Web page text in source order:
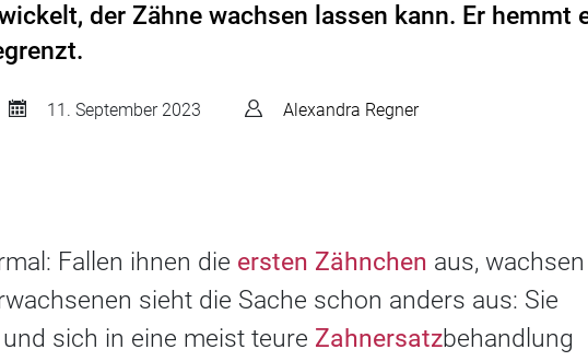
der Zähne wachsen lassen kann. Er hemmt
11. September 2023 Alexandra Regner
Fallen ihnen die ersten Zähnchen aus, wachsen
sieht die Sache schon anders aus: Sie
sich in eine meist teure Zahnersatzbehandlung